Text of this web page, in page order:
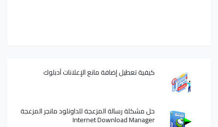
كيفية تعطيل إضافة مانع الإعلانات آدبلوك
حل مشكلة رسالة المزعجة للداونلود مانجر المزعجة
Internet Download Manager